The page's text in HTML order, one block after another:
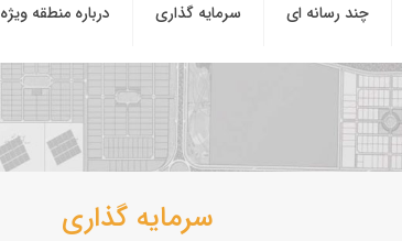
درباره منطقه ويژه سرمایه گذاری چند رسانه ای
سرمایه گذاری